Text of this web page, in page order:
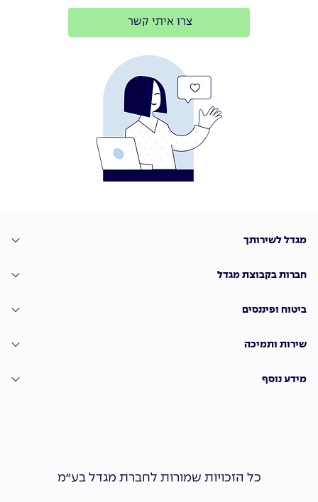
צרו איתי קשר
מגדל לשירותך
חברות בקבוצת מגדל
ביטוח ופיננסים
שירות ותמיכה
מידע נוסף
כל הזכויות שמורות לחברת מגדל בע״מ